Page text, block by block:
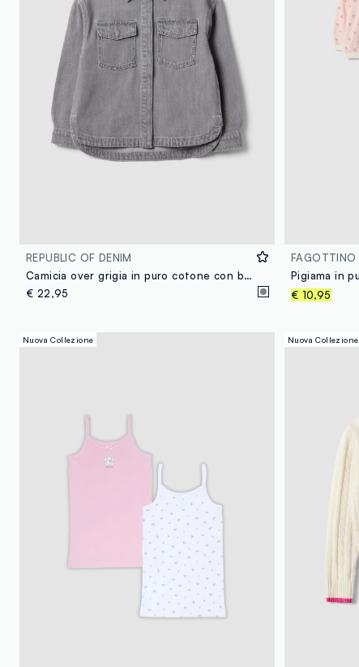
REPUBLIC OF DENIM
Camicia over grigia in puro cotone con borchie per bambina
€ 22,95
FAGOTTINO
€ 10,95
Nuova Collezione Nuova Collezione